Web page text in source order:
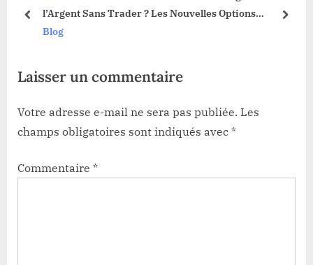
s
t
:
l’Argent Sans Trader ? Les Nouvelles Options
Dévoilées !
Blog
prev next
Laisser un commentaire
Votre adresse e-mail ne sera pas publiée. Les
champs obligatoires sont indiqués avec *
Commentaire *